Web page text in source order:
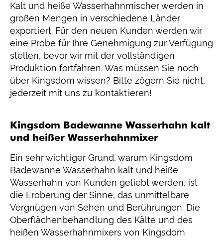
Kalt und heiße Wasserhahnmischer werden in
großen Mengen in verschiedene Länder
exportiert. Für den neuen Kunden werden wir
eine Probe für Ihre Genehmigung zur Verfügung
stellen, bevor wir mit der vollständigen
Produktion fortfahren. Was müssen Sie noch
über Kingsdom wissen? Bitte zögern Sie nicht,
jederzeit mit uns zu kontaktieren!
Kingsdom Badewanne Wasserhahn kalt
und heißer Wasserhahnmixer
Ein sehr wichtiger Grund, warum Kingsdom
Badewanne Wasserhahn kalt und heiße
Wasserhahn von Kunden geliebt werden, ist
die Eroberung der Sinne, das unmittelbare
Vergnügen von Sehen und Berührungen. Die
Oberflächenbehandlung des Kälte und des
heißen Wasserhahnmixers von Kingsdom